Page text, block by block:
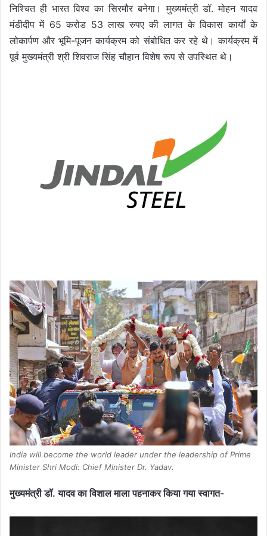
निश्चित ही भारत विश्व का सिरमौर बनेगा। मुख्यमंत्री डॉ. मोहन यादव
मंडीदीप में 65 करोड 53 लाख रुपए की लागत के विकास कार्यों के
लोकार्पण और भूमि-पूजन कार्यक्रम को संबोधित कर रहे थे। कार्यक्रम में
पूर्व मुख्यमंत्री श्री शिवराज सिंह चौहान विशेष रूप से उपस्थित थे।
India will become the world leader under the leadership of Prime
Minister Shri Modi: Chief Minister Dr. Yadav.
मुख्यमंत्री डॉ. यादव का विशाल माला पहनाकर किया गया स्वागत-